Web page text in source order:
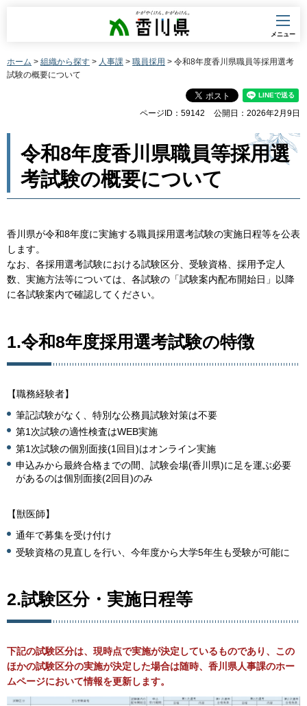
香川県
メニュー
ホーム > 組織から探す > 人事課 > 職員採用 > 令和8年度香川県職員等採用選考
試験の概要について
ページID：59142 公開日：2026年2月9日
令和8年度香川県職員等採用選
考試験の概要について
香川県が令和8年度に実施する職員採用選考試験の実施日程等を公表
します。
なお、各採用選考試験における試験区分、受験資格、採用予定人
数、実施方法等については、各試験の「試験案内配布開始日」以降
に各試験案内で確認してください。
1.令和8年度採用選考試験の特徴
【職務経験者】
筆記試験がなく、特別な公務員試験対策は不要
第1次試験の適性検査はWEB実施
第1次試験の個別面接(1回目)はオンライン実施
申込みから最終合格までの間、試験会場(香川県)に足を運ぶ必要
があるのは個別面接(2回目)のみ
【獣医師】
通年で募集を受け付け
受験資格の見直しを行い、今年度から大学5年生も受験が可能に
2.試験区分・実施日程等
下記の試験区分は、現時点で実施が決定しているものであり、この
ほかの試験区分の実施が決定した場合は随時、香川県人事課のホー
ムページにおいて情報を更新します。